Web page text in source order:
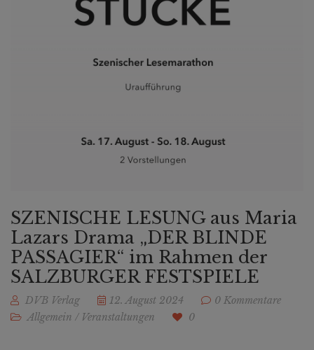
SZENISCHE LESUNG aus Maria
Lazars Drama „DER BLINDE
PASSAGIER“ im Rahmen der
SALZBURGER FESTSPIELE
DVB Verlag 12. August 2024
0 Kommentare
Allgemein / Veranstaltungen 0